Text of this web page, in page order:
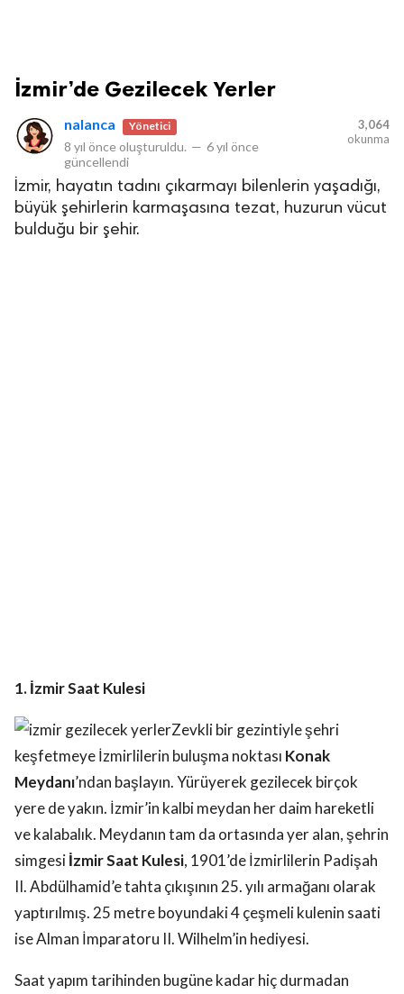
İzmir’de Gezilecek Yerler
nalanca Yönetici
8 yıl önce oluşturuldu. — 6 yıl önce
güncellendi
3,064
okunma
İzmir, hayatın tadını çıkarmayı bilenlerin yaşadığı,
büyük şehirlerin karmaşasına tezat, huzurun vücut
bulduğu bir şehir.
1. İzmir Saat Kulesi
Zevkli bir gezintiyle şehri
keşfetmeye İzmirlilerin buluşma noktası Konak
Meydanı’ndan başlayın. Yürüyerek gezilecek birçok
yere de yakın. İzmir’in kalbi meydan her daim hareketli
ve kalabalık. Meydanın tam da ortasında yer alan, şehrin
simgesiİzmir Saat Kulesi, 1901’de İzmirlilerin Padişah
II. Abdülhamid’e tahta çıkışının 25. yılı armağanı olarak
yaptırılmış. 25 metre boyundaki 4 çeşmeli kulenin saati
ise Alman İmparatoru II. Wilhelm’in hediyesi.
Saat yapım tarihinden bugüne kadar hiç durmadan